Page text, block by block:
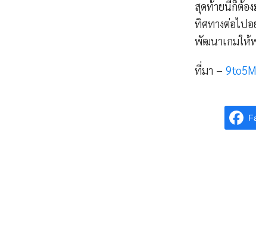
สุดท้ายนี้ก็ต้อ
ทิศทางต่อไป
พัฒนาเกมให้พ
ที่มา –